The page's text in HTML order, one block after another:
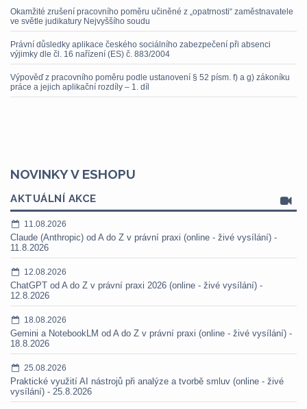
Okamžité zrušení pracovního poměru učiněné z „opatrnosti“ zaměstnavatele
ve světle judikatury Nejvyššího soudu
Právní důsledky aplikace českého sociálního zabezpečení při absenci
výjimky dle čl. 16 nařízení (ES) č. 883/2004
Výpověď z pracovního poměru podle ustanovení § 52 písm. f) a g) zákoníku
práce a jejich aplikační rozdíly – 1. díl
NOVINKY V ESHOPU
AKTUÁLNÍ AKCE
11.08.2026
Claude (Anthropic) od A do Z v právní praxi (online - živé vysílání) -
11.8.2026
12.08.2026
ChatGPT od A do Z v právní praxi 2026 (online - živé vysílání) -
12.8.2026
18.08.2026
Gemini a NotebookLM od A do Z v právní praxi (online - živé vysílání) -
18.8.2026
25.08.2026
Praktické využití AI nástrojů při analýze a tvorbě smluv (online - živé
vysílání) - 25.8.2026